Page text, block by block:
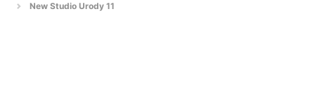
New Studio Urody 11